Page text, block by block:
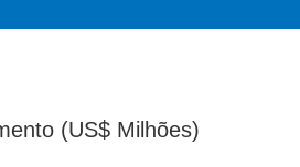
(US$ Milhões)